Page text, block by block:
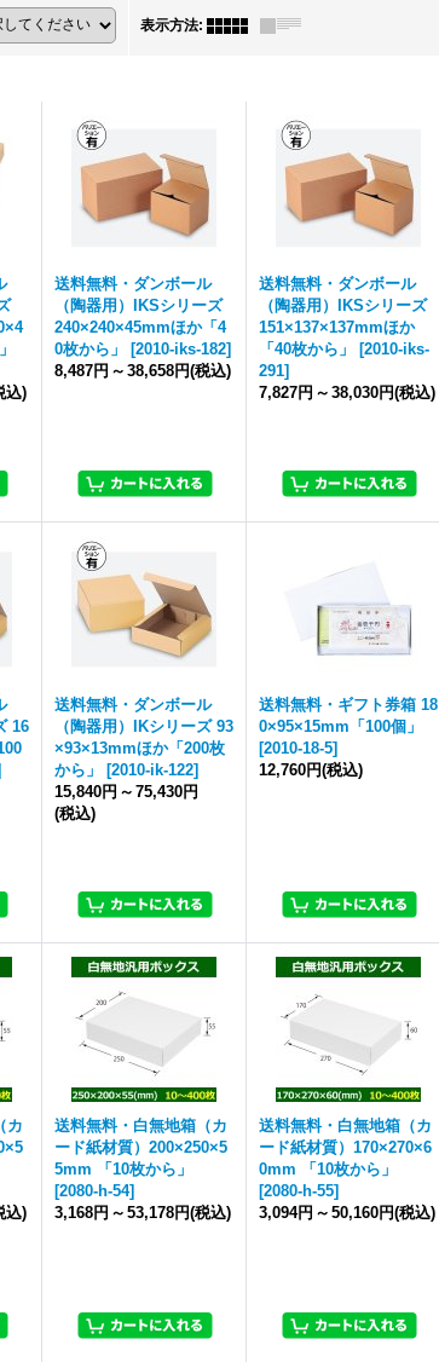
表示方法:
込)
送料無料・ダンボール
（陶器用）IKSシリーズ
240×240×45mmほか「4
0枚から」
[2010-iks-182]
8,487円 ～ 38,658円(税込)
送料無料・ダンボール
（陶器用）IKSシリーズ
151×137×137mmほか
「40枚から」
[2010-iks-
291]
7,827円 ～ 38,030円(税込)
16
送料無料・ダンボール
（陶器用）IKシリーズ 93
×93×13mmほか「200枚
から」
[2010-ik-122]
15,840円 ～ 75,430円
(税込)
送料無料・ギフト券箱 18
0×95×15mm「100個」
[2010-18-5]
12,760円(税込)
カ
込)
送料無料・白無地箱（カ
ード紙材質）200×250×5
5mm 「10枚から」
[2080-h-54]
3,168円 ～ 53,178円(税込)
送料無料・白無地箱（カ
ード紙材質）170×270×6
0mm 「10枚から」
[2080-h-55]
3,094円 ～ 50,160円(税込)